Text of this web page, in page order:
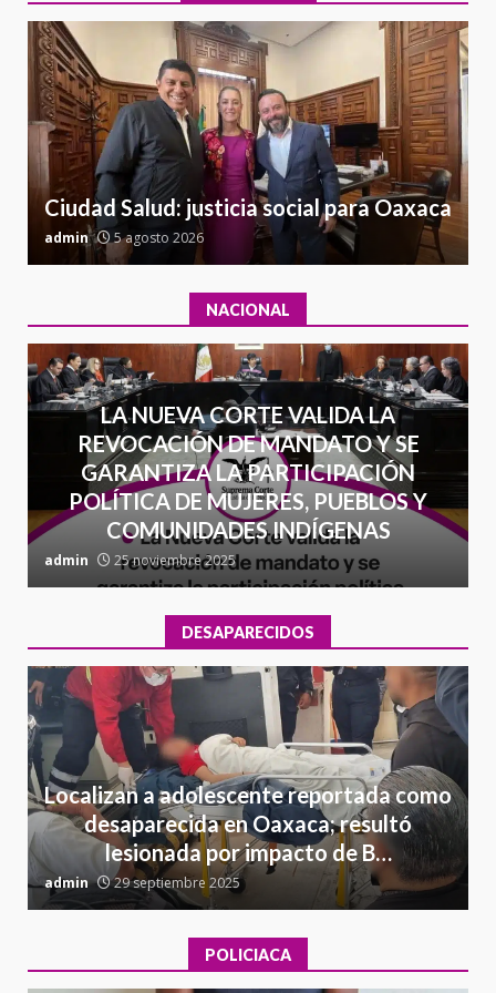
6
contrabando
16 julio 2026
7
Sin paso carretera Oaxaca-
Cuacnopalan
26 junio 2026
Ciudad Salud: justicia social para Oaxaca
admin 5 agosto 2026
NACIONAL
LA NUEVA CORTE VALIDA LA
REVOCACIÓN DE MANDATO Y SE
GARANTIZA LA PARTICIPACIÓN
POLÍTICA DE MUJERES, PUEBLOS Y
COMUNIDADES INDÍGENAS
admin 25 noviembre 2025
DESAPARECIDOS
Localizan a adolescente reportada como
desaparecida en Oaxaca; resultó
lesionada por impacto de B…
admin 29 septiembre 2025
POLICIACA